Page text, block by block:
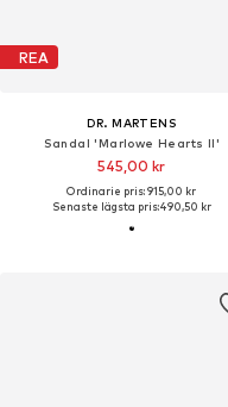
REA
DR. MARTENS
Sandal 'Marlowe Hearts II'
545,00 kr
Ordinarie pris: 915,00 kr
Senaste lägsta pris:490,50 kr